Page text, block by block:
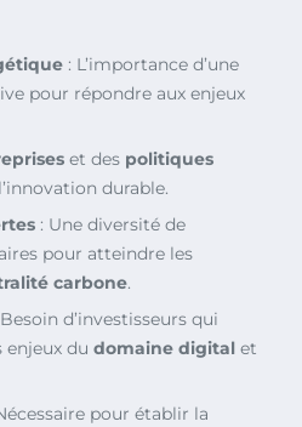
: L’importance d’une
pour répondre aux enjeux
et des politiques
durable.
: Une diversité de
pour atteindre les
carbone.
d’investisseurs qui
du domaine digital et
pour établir la